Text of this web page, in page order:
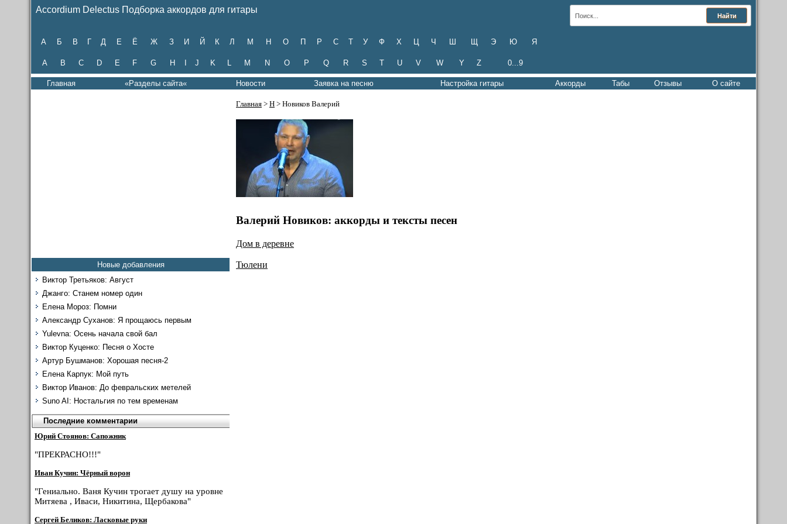
Accordium Delectus Подборка аккордов для гитары
А Б В Г Д Е Ё Ж З И Й К Л М Н О П Р С Т У Ф Х Ц Ч Ш Щ Э Ю Я
A B C D E F G H J K L M N O P Q R S T U V W Y Z 0...9
Главная «Разделы сайта« Новости Заявка на песню Настройка гитары Аккорды Табы Отзывы О сайте
Новые добавления
Виктор Третьяков: Август
Джанго: Станем номер один
Елена Мороз: Помни
Александр Суханов: Я прощаюсь первым
Yulevna: Осень начала свой бал
Виктор Куценко: Песня о Хосте
Артур Бушманов: Хорошая песня-2
Елена Карпук: Мой путь
Виктор Иванов: До февральских метелей
Suno AI: Ностальгия по тем временам
Последние комментарии
Юрий Стоянов: Сапожник
"ПРЕКРАСНО!!!"
Иван Кучин: Чёрный ворон
"Гениально. Ваня Кучин трогает душу на уровне
Митяева , Иваси, Никитина, Щербакова"
Сергей Беликов: Ласковые руки
Главная > Н > Новиков Валерий
Валерий Новиков: аккорды и тексты песен
Дом в деревне
Тюлени